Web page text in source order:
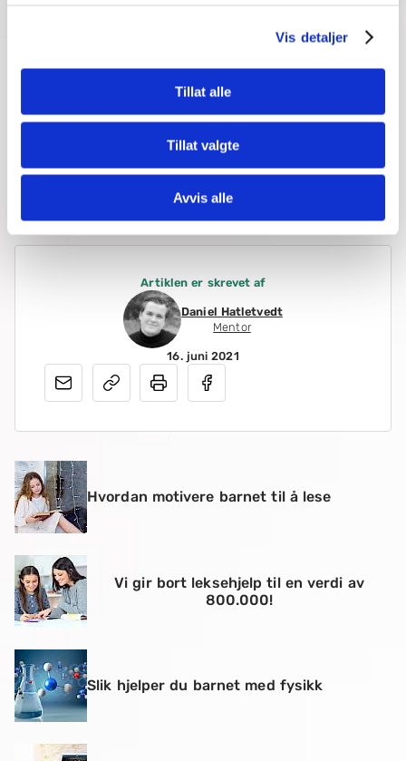
Vis detaljer
Tillat alle
Tillat valgte
Avvis alle
Artiklen er skrevet af
Daniel Hatletvedt
Mentor
16. juni 2021
Hvordan motivere barnet til å lese
Vi gir bort leksehjelp til en verdi av
800.000!
Slik hjelper du barnet med fysikk
med kan bidra til mer motivasjon og lærelyst for
Vil du prøve privatundervisning med en
mentor?
Lykke til!